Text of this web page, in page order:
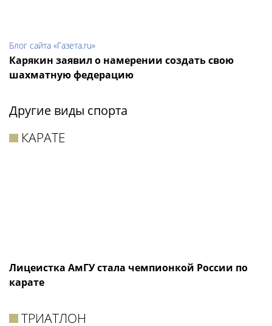
Блог сайта «Газета.ru»
Карякин заявил о намерении создать свою
шахматную федерацию
Другие виды спорта
КАРАТЕ
Лицеистка АмГУ стала чемпионкой России по
карате
ТРИАТЛОН